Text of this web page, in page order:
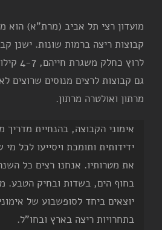
מועדון רצי תל אביב (מרת"א) הוא
קבוצות ריצה ברמות שונות. ישנן
לרוץ
גם קבוצות לרצים מנוסים שרוצים
מרתון ואולטרה מרתון.
אימוני הקבוצה, בהנחיית מדריך
ידידותית ותומכת ויסייעו לכל
את מטרותיו. אנחנו רצים כל
בחוף הים, בשדות ובחיק הטבע.
יוצאים ביחד לסופשבוע של
בתחרויות ריצה בארץ ובחו"ל.